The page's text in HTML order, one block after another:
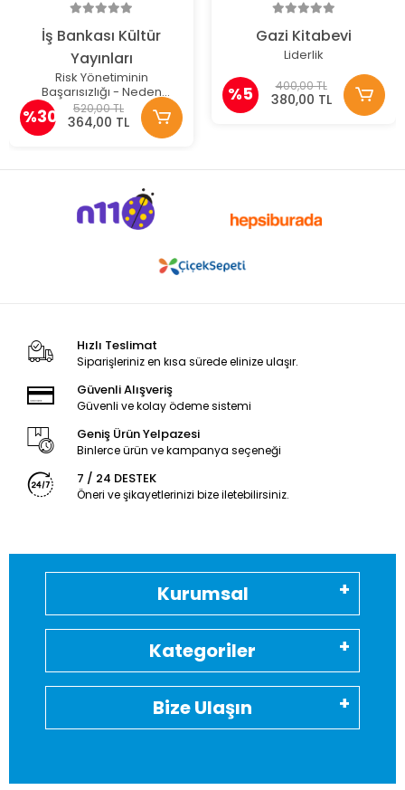
İş Bankası Kültür
Yayınları
Risk Yönetiminin
Başarısızlığı - Neden
Bozulur Ve Nasıl Düzeltilir
%30 520,00 TL
364,00 TL
Gazi Kitabevi
Liderlik
%5 400,00 TL
380,00 TL
Hızlı Teslimat
Siparişleriniz en kısa sürede elinize ulaşır.
Güvenli Alışveriş
Güvenli ve kolay ödeme sistemi
Geniş Ürün Yelpazesi
Binlerce ürün ve kampanya seçeneği
7 / 24 DESTEK
Öneri ve şikayetlerinizi bize iletebilirsiniz.
Kurumsal
Kategoriler
Bize Ulaşın